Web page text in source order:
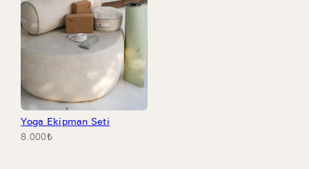
aldı
Yoga Ekipman Seti
8.000₺